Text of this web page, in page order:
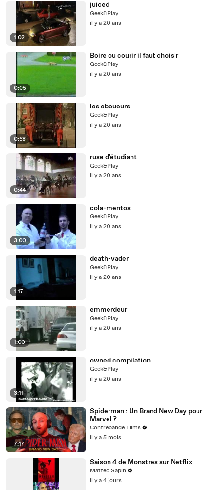
1:02
juiced
Geek&Play
il y a 20 ans
0:05
Boire ou courir il faut choisir
Geek&Play
il y a 20 ans
0:58
les eboueurs
Geek&Play
il y a 20 ans
0:44
ruse d'étudiant
Geek&Play
il y a 20 ans
3:00
cola-mentos
Geek&Play
il y a 20 ans
1:17
death-vader
Geek&Play
il y a 20 ans
1:00
emmerdeur
Geek&Play
il y a 20 ans
3:11
owned compilation
Geek&Play
il y a 20 ans
7:17
Spiderman : Un Brand New Day pour
Marvel ?
Contrebande Films
il y a 5 mois
Saison 4 de Monstres sur Netflix
Matteo Sapin
il y a 4 jours